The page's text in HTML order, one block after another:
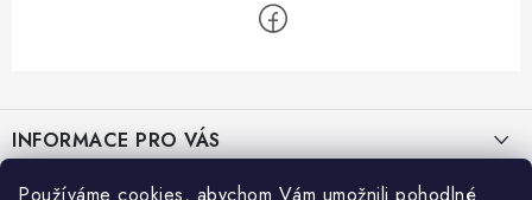
pINFORMACE PRO VÁS
Prodejna JESENICE